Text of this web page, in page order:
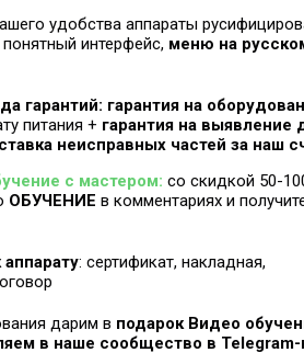
удобства аппараты
интерфейс, меню на
гарантий: гарантия на
питания + гарантия на выявление
неисправных частей за наш
с мастером: со скидкой 50-
ОБУЧЕНИЕ в комментариях и
: сертификат, накладная,
дарим в подарок Видео
в наше сообщество в Telegram-